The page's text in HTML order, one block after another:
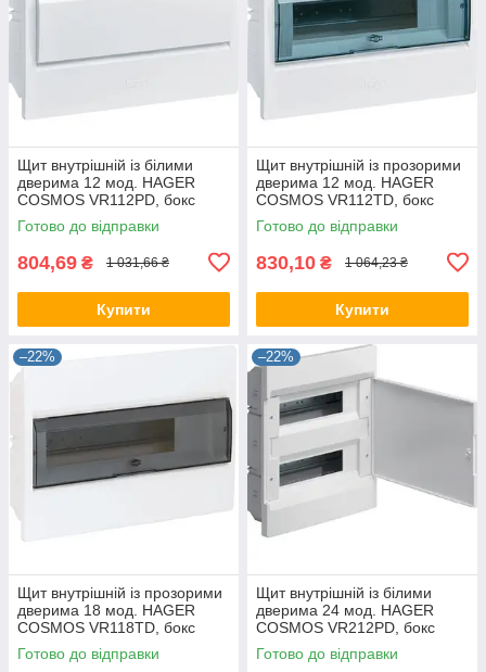
Щит внутрішній із білими
дверима 12 мод. HAGER
COSMOS VR112PD, бокс
Хагер, шафа КОСМОС
розподільний
Готово до відправки
804,69 ₴ 1 031,66 ₴
Купити
Щит внутрішній із прозорими
дверима 12 мод. HAGER
COSMOS VR112TD, бокс
Хагер, шафа КОСМОС
розподільний
Готово до відправки
830,10 ₴ 1 064,23 ₴
Купити
–22%
Щит внутрішній із прозорими
дверима 18 мод. HAGER
COSMOS VR118TD, бокс
Хагер, шафа КОСМОС
розподільний
Готово до відправки
–22%
Щит внутрішній із білими
дверима 24 мод. HAGER
COSMOS VR212PD, бокс
Хагер, шафа КОСМОС
розподільний
Готово до відправки